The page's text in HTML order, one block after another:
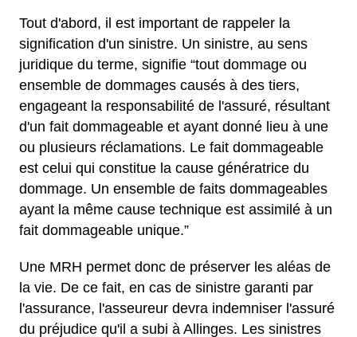
Tout d'abord, il est important de rappeler la
signification d'un sinistre. Un sinistre, au sens
juridique du terme, signifie “tout dommage ou
ensemble de dommages causés à des tiers,
engageant la responsabilité de l'assuré, résultant
d'un fait dommageable et ayant donné lieu à une
ou plusieurs réclamations. Le fait dommageable
est celui qui constitue la cause génératrice du
dommage. Un ensemble de faits dommageables
ayant la même cause technique est assimilé à un
fait dommageable unique.”
Une MRH permet donc de préserver les aléas de
la vie. De ce fait, en cas de sinistre garanti par
l'assurance, l'asseureur devra indemniser l'assuré
du préjudice qu'il a subi à Allinges. Les sinistres